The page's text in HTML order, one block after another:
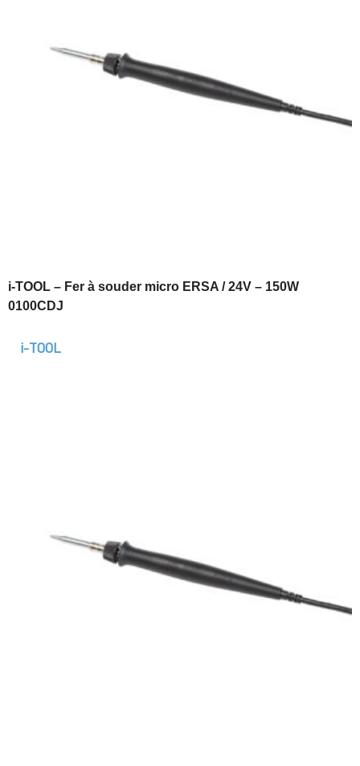
i-TOOL – Fer à souder micro ERSA / 24V – 150W
0100CDJ
i-TOOL